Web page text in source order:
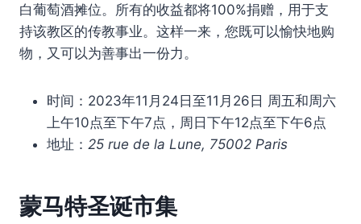
白葡萄酒摊位。所有的收益都将100%捐赠，用于支
持该教区的传教事业。这样一来，您既可以愉快地购
物，又可以为善事出一份力。
时间：2023年11月24日至11月26日 周五和周六
上午10点至下午7点，周日下午12点至下午6点
地址： 25 rue de la Lune, 75002 Paris
蒙马特圣诞市集